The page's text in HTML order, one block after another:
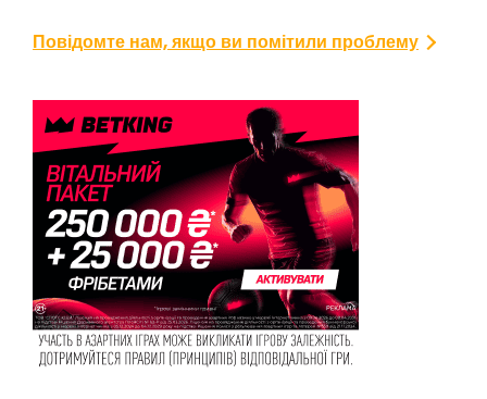
Повідомте нам, якщо ви помітили проблему